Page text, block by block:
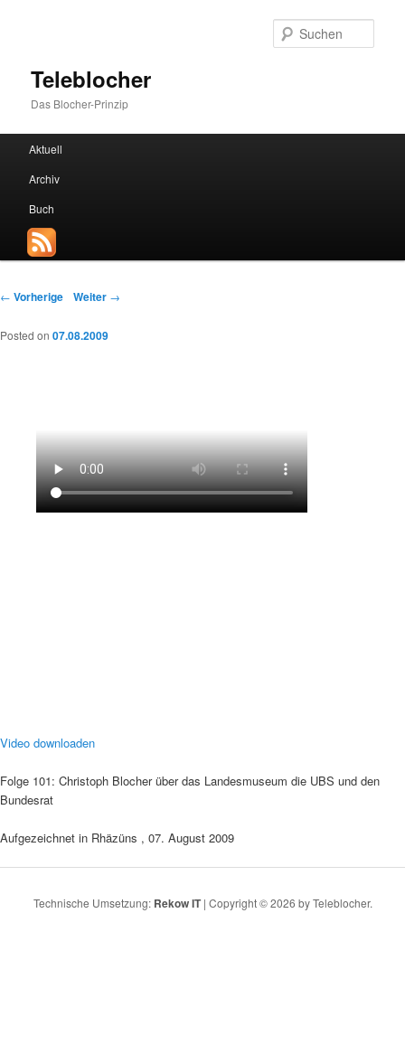
Teleblocher
Das Blocher-Prinzip
HauptmenüZum Inhalt wechseln
Zum sekundären Inhalt wechseln
Aktuell
Archiv
Buch
Beitrags-Navigation
← Vorherige Weiter →
Video downloaden
Folge 101: Christoph Blocher über das Landesmuseum die UBS und den
Bundesrat
Aufgezeichnet in Rhäzüns , 07. August 2009
Posted on 07.08.2009
Technische Umsetzung: Rekow IT| Copyright © 2026 by Teleblocher.